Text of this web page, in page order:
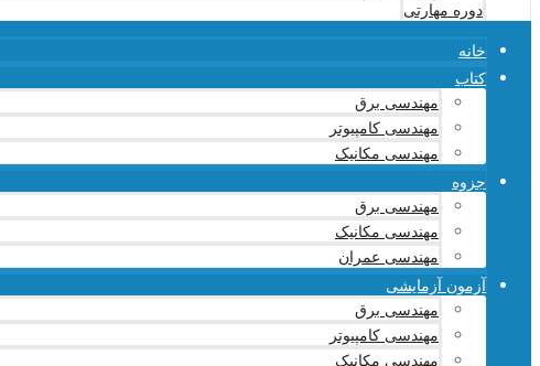
دوره مهارتی
خانه
کتاب
مهندسی برق
مهندسی کامپیوتر
مهندسی مکانیک
جزوه
مهندسی برق
مهندسی مکانیک
مهندسی عمران
آزمون آزمایشی
مهندسی برق
مهندسی کامپیوتر
مهندسی مکانیک